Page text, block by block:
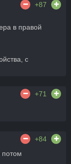
+87
в правой
с
+71
+84
потом